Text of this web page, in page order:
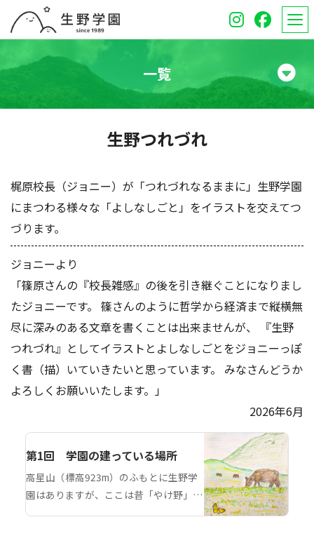
学校紹介
中学校
オープンスクール
受験生のみなさんへ
アクセス お問い合わせ
一覧
生野つれづれ
梶原校長（ジョニー）が「つれづれなるままに」生野学園
にまつわる様々な「よしなしごと」をイラストを交えてつ
づります。
ジョニーより
「篠原さんの『校長雑感』の後を引き継ぐことになりまし
たジョニーです。 篠さんのように哲学から経済まで縦横無
尽に深みのある文章を書くことは出来ませんが、 『生野
つれづれ』としてイラストとよしなしごとをジョニーっぽ
く書（描）いていきたいと思っています。 みなさんどうか
よろしくお願いいたします。」
2026年6月
第1回 学園の建っている場所
高星山（標高923m）のふもとに生野学
園はありますが、ここは昔「やけ野」と
呼ばれていました。学園ができて38年に